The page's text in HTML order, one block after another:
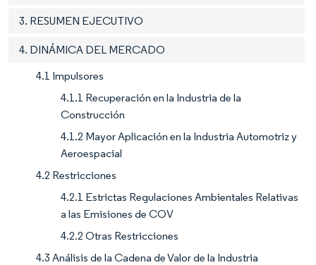
3. RESUMEN EJECUTIVO
4. DINÁMICA DEL MERCADO
4.1 Impulsores
4.1.1 Recuperación en la Industria de la
Construcción
4.1.2 Mayor Aplicación en la Industria Automotriz y
Aeroespacial
4.2 Restricciones
4.2.1 Estrictas Regulaciones Ambientales Relativas
a las Emisiones de COV
4.2.2 Otras Restricciones
4.3 Análisis de la Cadena de Valor de la Industria